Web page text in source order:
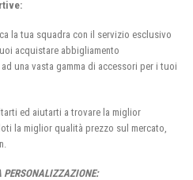
la tua squadra con il servizio esclusivo
acquistare abbigliamento
una vasta gamma di accessori per i tuoi
ed aiutarti a trovare la miglior
la miglior qualità prezzo sul mercato,
PERSONALIZZAZIONE: